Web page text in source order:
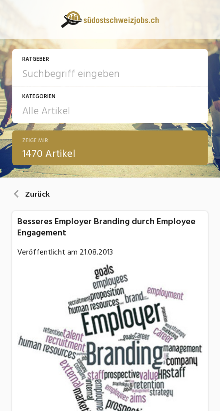
RATGEBER
KATEGORIEN
13 Fragen - 13 Antworten
Arbeit
ZEIGE MIR
1470 Artikel
Zurück
Besseres Employer Branding durch Employee
Engagement
Veröffentlicht am 21.08.2013